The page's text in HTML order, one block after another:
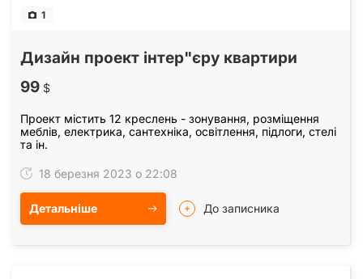
1
Дизайн проект інтер"єру квартири
99 $
Проект містить 12 креслень - зонування, розміщення
меблів, електрика, сантехніка, освітлення, підлоги, стелі
та ін.
18 березня 2023 о 22:08
Детальніше До записника